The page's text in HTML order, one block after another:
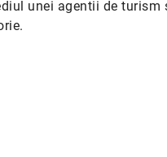
unei agentii de